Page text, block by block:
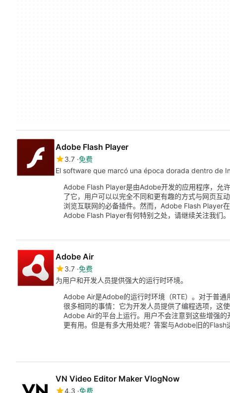
Adobe Flash Player
3.7 免费
El software que marcó una época dorada dentro de
Adobe Flash Player是由Adobe开发的应用程序，允
了它，用户可以以完全不同和更有趣的方式与网页互
浏览互联网的必备插件。然而，Adobe Flash Player
Adobe Flash Player有何特别之处，请继续关注我们。
Adobe Air
3.7 免费
为用户和开发人员提供强大的运行时环境。
Adobe Air是Adobe的运行时环境（RTE）。对于普
很多相同的事情：它为开发人员提供了编程选项，这
Adobe Air的平台上运行。用户不会注意到这些增强
更有用。但是有多大用处呢？答案与Adobe旧的Flash
VN Video Editor Maker VlogNow
4.3 免费